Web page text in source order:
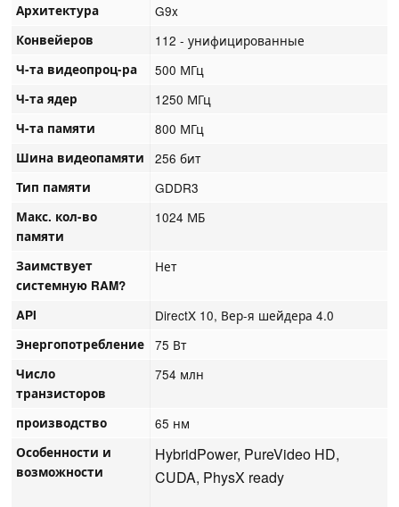
Архитектура G9x
Конвейеров 112 - унифицированные
Ч-та видеопроц-ра 500 МГц
Ч-та ядер 1250 МГц
Ч-та памяти 800 МГц
Шина видеопамяти 256 бит
Тип памяти GDDR3
Макс. кол-во
памяти
1024 МБ
Заимствует
системную RAM?
Нет
API DirectX 10, Вер-я шейдера 4.0
Энергопотребление 75 Вт
Число
транзисторов
754 млн
производство 65 нм
Особенности и
возможности
HybridPower, PureVideo HD,
CUDA, PhysX ready